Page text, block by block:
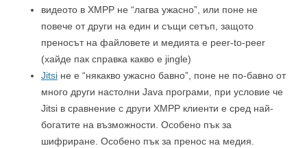
видеото в XMPP не “лагва ужасно”, или поне не
повече от други на един и същи сетъп, защото
преносът на файловете и медията е peer-to-peer
(хайде пак справка какво е jingle)
Jitsi‬ не е “някакво ужасно бавно”, поне не по-бавно от
много други настолни Java програми, при условие че
Jitsi в сравнение с други XMPP клиенти е сред най-
богатите на възможности. Особено пък за
шифриране. Особено пък за пренос на медия.